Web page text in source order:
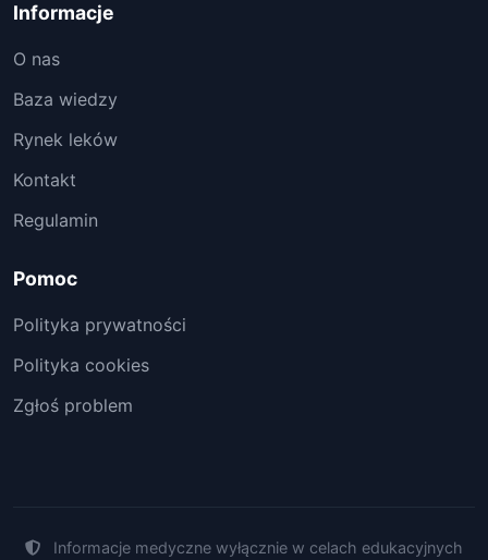
Informacje
O nas
Baza wiedzy
Rynek leków
Kontakt
Regulamin
Pomoc
Polityka prywatności
Polityka cookies
Zgłoś problem
Informacje medyczne wyłącznie w celach edukacyjnych